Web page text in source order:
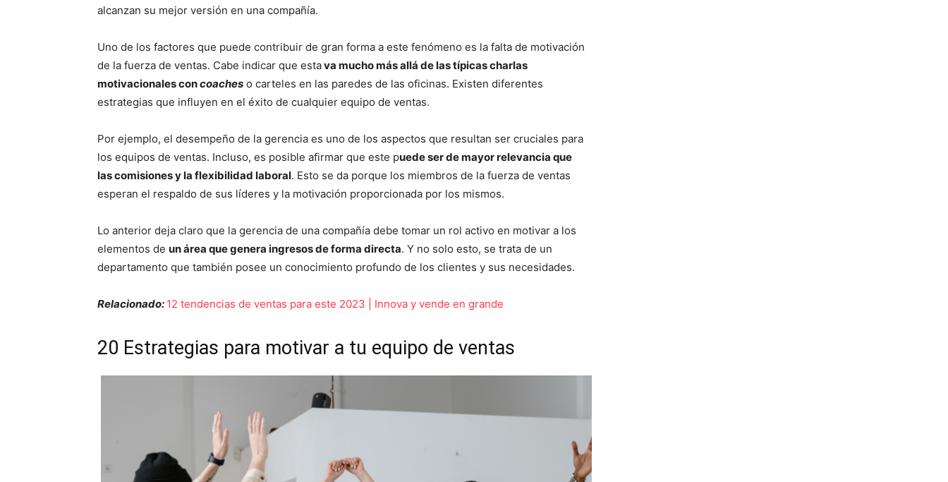
alcanzan su mejor versión en una compañía.
Uno de los factores que puede contribuir de gran forma a este fenómeno es la falta de motivación
de la fuerza de ventas. Cabe indicar que estava mucho más allá de las típicas charlas
motivacionales concoaches o carteles en las paredes de las oficinas. Existen diferentes
estrategias que influyen en el éxito de cualquier equipo de ventas.
Por ejemplo, el desempeño de la gerencia es uno de los aspectos que resultan ser cruciales para
los equipos de ventas. Incluso, es posible afirmar que este puede ser de mayor relevancia que
las comisiones y la flexibilidad laboral. Esto se da porque los miembros de la fuerza de ventas
esperan el respaldo de sus líderes y la motivación proporcionada por los mismos.
Lo anterior deja claro que la gerencia de una compañía debe tomar un rol activo en motivar a los
elementos de un área que genera ingresos de forma directa. Y no solo esto, se trata de un
departamento que también posee un conocimiento profundo de los clientes y sus necesidades.
Relacionado: 12 tendencias de ventas para este 2023 | Innova y vende en grande
20 Estrategias para motivar a tu equipo de ventas